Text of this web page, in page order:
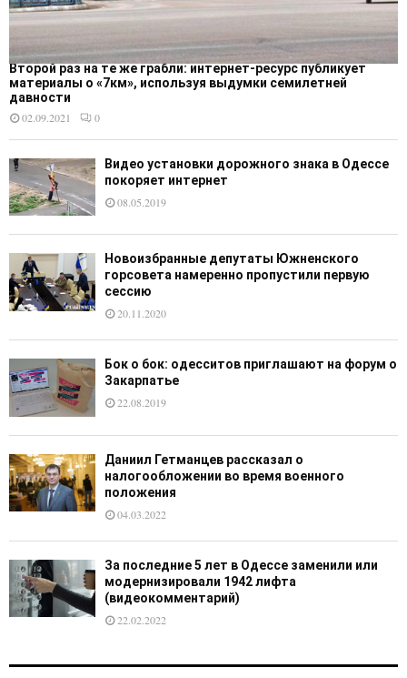
Второй раз на те же грабли: интернет-ресурс публикует
материалы о «7км», используя выдумки семилетней
давности
02.09.2021
0
Видео установки дорожного знака в Одессе
покоряет интернет
08.05.2019
Новоизбранные депутаты Южненского
горсовета намеренно пропустили первую
сессию
20.11.2020
Бок о бок: одесситов приглашают на форум о
Закарпатье
22.08.2019
Даниил Гетманцев рассказал о
налогообложении во время военного
положения
04.03.2022
За последние 5 лет в Одессе заменили или
модернизировали 1942 лифта
(видеокомментарий)
22.02.2022